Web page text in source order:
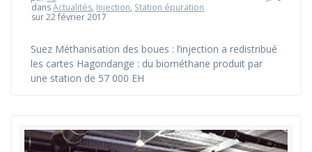
dansActualités, Injection, Station épuration
sur 22 février 2017
Suez Méthanisation des boues : l’injection a redistribué
les cartes Hagondange : du biométhane produit par
une station de 57 000 EH